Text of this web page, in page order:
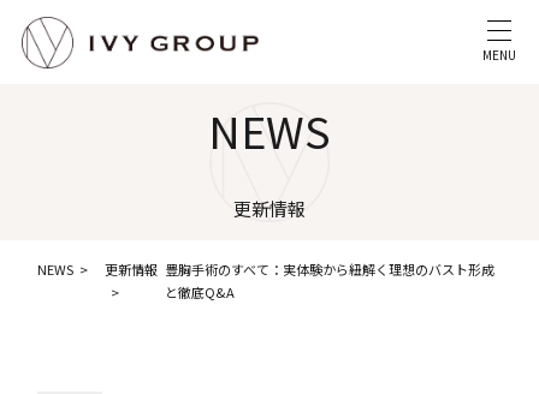
MENU
NEWS
更新情報
NEWS 更新情報 豊胸手術のすべて：実体験から紐解く理想のバスト形成
と徹底Q&A